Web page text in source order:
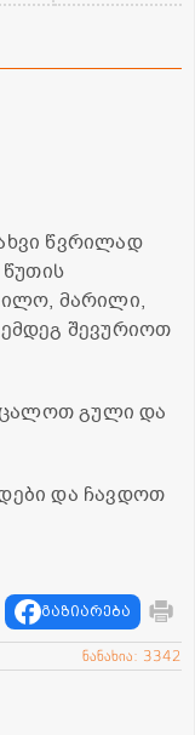
წვრილად
მარილი,
შევურიოთ
გული და
და ჩავდოთ
გაზიარება
ნანახია: 3342